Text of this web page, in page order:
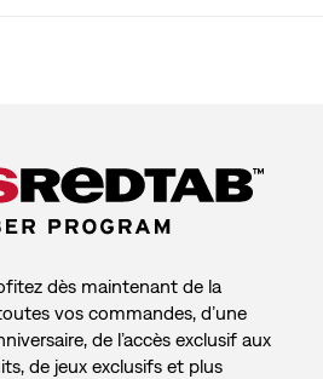
dès maintenant de la
vos commandes, d’une
de l’accès exclusif aux
de jeux exclusifs et plus